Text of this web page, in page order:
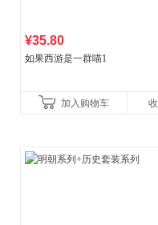
¥35.80
如果西游是一群喵1
加入购物车